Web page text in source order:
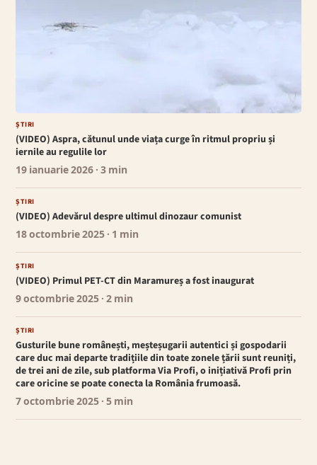
ȘTIRI
(VIDEO) Aspra, cătunul unde viața curge în ritmul propriu și
iernile au regulile lor
19 ianuarie 2026 · 3 min
ȘTIRI
(VIDEO) Adevărul despre ultimul dinozaur comunist
18 octombrie 2025 · 1 min
ȘTIRI
(VIDEO) Primul PET-CT din Maramureș a fost inaugurat
9 octombrie 2025 · 2 min
ȘTIRI
Gusturile bune românești, meșteșugarii autentici și gospodarii
care duc mai departe tradițiile din toate zonele țării sunt reuniți,
de trei ani de zile, sub platforma Via Profi, o inițiativă Profi prin
care oricine se poate conecta la România frumoasă.
7 octombrie 2025 · 5 min